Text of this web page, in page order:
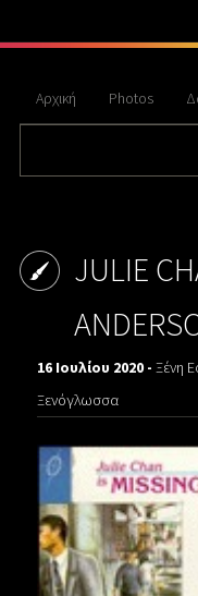
Αρχική Photos
JULIE
16 Ιουλίου 2020 -Ξένη
Ξενόγλωσσα